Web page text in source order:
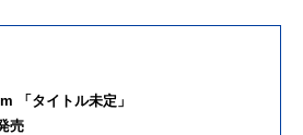
「タイトル未定」
売